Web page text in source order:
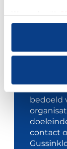
process your
bedoeld
contact